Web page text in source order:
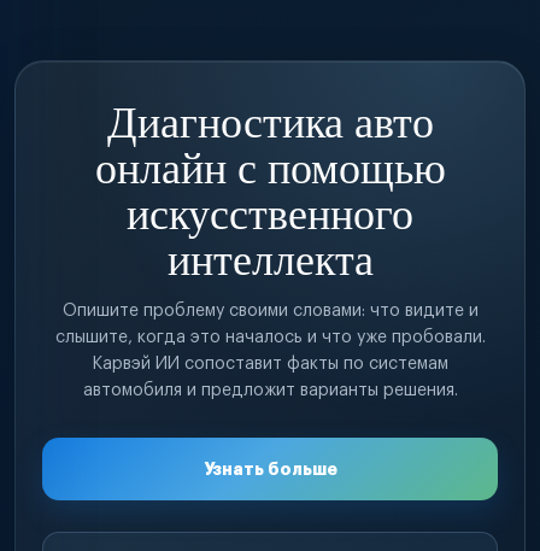
Диагностика авто
онлайн с помощью
искусственного
интеллекта
Опишите проблему своими словами: что видите и
слышите, когда это началось и что уже пробовали.
Карвэй ИИ сопоставит факты по системам
автомобиля и предложит варианты решения.
Узнать больше